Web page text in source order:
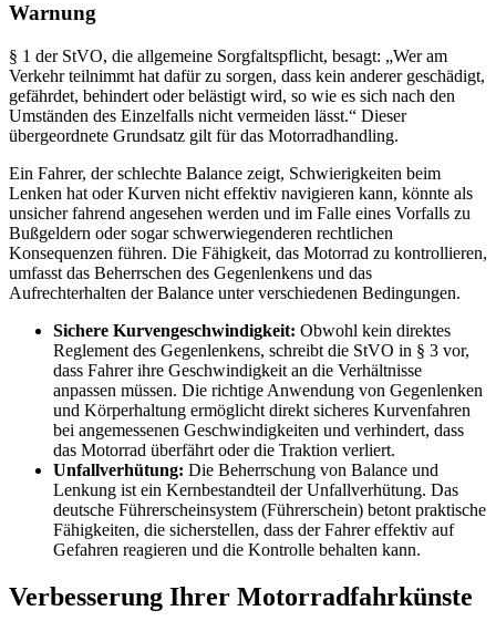
Warnung
§ 1 der StVO, die allgemeine Sorgfaltspflicht, besagt: „Wer am
Verkehr teilnimmt hat dafür zu sorgen, dass kein anderer geschädigt,
gefährdet, behindert oder belästigt wird, so wie es sich nach den
Umständen des Einzelfalls nicht vermeiden lässt.“ Dieser
übergeordnete Grundsatz gilt für das Motorradhandling.
Ein Fahrer, der schlechte Balance zeigt, Schwierigkeiten beim
Lenken hat oder Kurven nicht effektiv navigieren kann, könnte als
unsicher fahrend angesehen werden und im Falle eines Vorfalls zu
Bußgeldern oder sogar schwerwiegenderen rechtlichen
Konsequenzen führen. Die Fähigkeit, das Motorrad zu kontrollieren,
umfasst das Beherrschen des Gegenlenkens und das
Aufrechterhalten der Balance unter verschiedenen Bedingungen.
Sichere Kurvengeschwindigkeit: Obwohl kein direktes
Reglement des Gegenlenkens, schreibt die StVO in § 3 vor,
dass Fahrer ihre Geschwindigkeit an die Verhältnisse
anpassen müssen. Die richtige Anwendung von Gegenlenken
und Körperhaltung ermöglicht direkt sicheres Kurvenfahren
bei angemessenen Geschwindigkeiten und verhindert, dass
das Motorrad überfährt oder die Traktion verliert.
Unfallverhütung: Die Beherrschung von Balance und
Lenkung ist ein Kernbestandteil der Unfallverhütung. Das
deutsche Führerscheinsystem (Führerschein) betont praktische
Fähigkeiten, die sicherstellen, dass der Fahrer effektiv auf
Gefahren reagieren und die Kontrolle behalten kann.
Verbesserung Ihrer Motorradfahrkünste